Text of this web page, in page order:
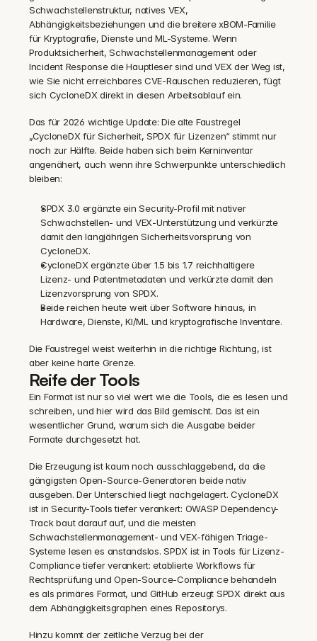
Schwachstellenstruktur, natives VEX,
Abhängigkeitsbeziehungen und die breitere xBOM-Familie
für Kryptografie, Dienste und ML-Systeme. Wenn
Produktsicherheit, Schwachstellenmanagement oder
Incident Response die Hauptleser sind und VEX der Weg ist,
wie Sie nicht erreichbares CVE-Rauschen reduzieren, fügt
sich CycloneDX direkt in diesen Arbeitsablauf ein.
Das für 2026 wichtige Update: Die alte Faustregel
„CycloneDX für Sicherheit, SPDX für Lizenzen“ stimmt nur
noch zur Hälfte. Beide haben sich beim Kerninventar
angenähert, auch wenn ihre Schwerpunkte unterschiedlich
bleiben:
SPDX 3.0 ergänzte ein Security-Profil mit nativer
Schwachstellen- und VEX-Unterstützung und verkürzte
damit den langjährigen Sicherheitsvorsprung von
CycloneDX.
CycloneDX ergänzte über 1.5 bis 1.7 reichhaltigere
Lizenz- und Patentmetadaten und verkürzte damit den
Lizenzvorsprung von SPDX.
Beide reichen heute weit über Software hinaus, in
Hardware, Dienste, KI/ML und kryptografische Inventare.
Die Faustregel weist weiterhin in die richtige Richtung, ist
aber keine harte Grenze.
Reife der Tools
Ein Format ist nur so viel wert wie die Tools, die es lesen und
schreiben, und hier wird das Bild gemischt. Das ist ein
wesentlicher Grund, warum sich die Ausgabe beider
Formate durchgesetzt hat.
Die Erzeugung ist kaum noch ausschlaggebend, da die
gängigsten Open-Source-Generatoren beide nativ
ausgeben. Der Unterschied liegt nachgelagert. CycloneDX
ist in Security-Tools tiefer verankert: OWASP Dependency-
Track baut darauf auf, und die meisten
Schwachstellenmanagement- und VEX-fähigen Triage-
Systeme lesen es anstandslos. SPDX ist in Tools für Lizenz-
Compliance tiefer verankert: etablierte Workflows für
Rechtsprüfung und Open-Source-Compliance behandeln
es als primäres Format, und GitHub erzeugt SPDX direkt aus
dem Abhängigkeitsgraphen eines Repositorys.
Hinzu kommt der zeitliche Verzug bei der